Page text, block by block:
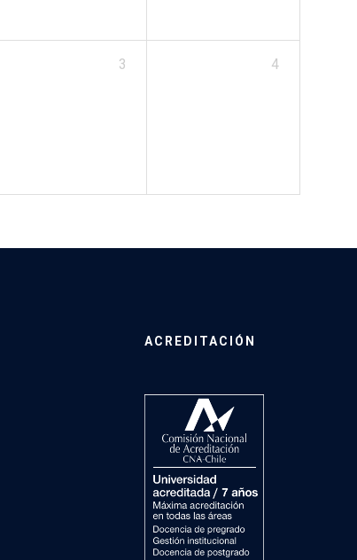
3 4
ACREDITACIÓN